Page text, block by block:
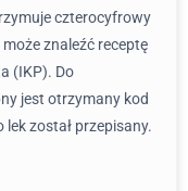
czterocyfrowy
znaleźć receptę
(IKP). Do
jest otrzymany kod
został przepisany.